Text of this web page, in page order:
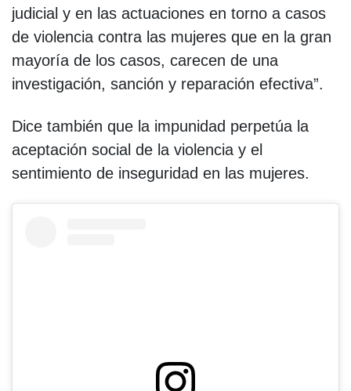
judicial y en las actuaciones en torno a casos
de violencia contra las mujeres que en la gran
mayoría de los casos, carecen de una
investigación, sanción y reparación efectiva”.
Dice también que la impunidad perpetúa la
aceptación social de la violencia y el
sentimiento de inseguridad en las mujeres.